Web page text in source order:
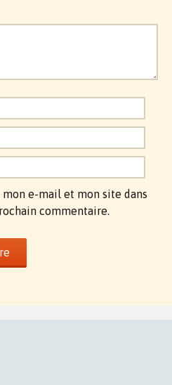
e-mail et mon site dans
commentaire.